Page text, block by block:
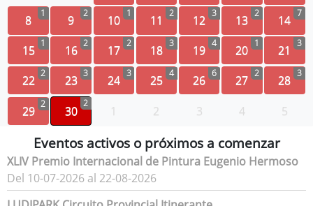
8 1 9 2 10 1 11 2 12 3 13 2 14 7
15 1 16 2 17 2 18 3 19 4 20 1 21 3
22 2 23 3 24 3 25 4 26 6 27 2 28 3
29 2 30
2
1 2 3 4 5
Eventos activos o próximos a comenzar
XLIV Premio Internacional de Pintura Eugenio Hermoso
Del 10-07-2026 al 22-08-2026